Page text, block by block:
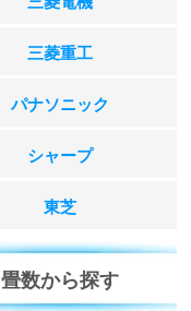
三菱重工
パナソニック
シャープ
東芝
畳数から探す